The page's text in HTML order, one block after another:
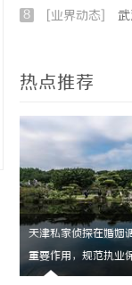
8 [业界动态]
热点推荐
天津私家侦探在婚姻
重要作用，规范执业